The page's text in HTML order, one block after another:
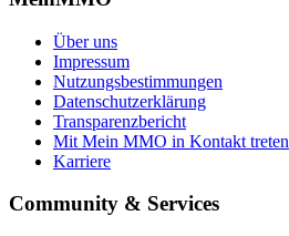
Über uns
Impressum
Nutzungsbestimmungen
Datenschutzerklärung
Transparenzbericht
Mit Mein MMO in Kontakt treten
Karriere
Community & Services